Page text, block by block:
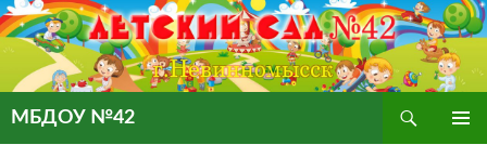
МБДОУ №42
Поиск